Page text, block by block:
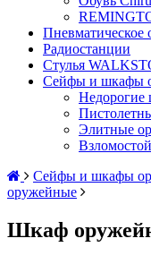
Пневматическое
Радиостанции
Стулья
Сейфы и шкафы
Элитные
Сейфы и шкафы
оружейные
Шкаф